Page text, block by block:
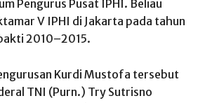
Pengurus Pusat IPHI. Beliau
V IPHI di Jakarta pada tahun
2010–2015.
Kurdi Mustofa tersebut
TNI (Purn.) Try Sutrisno